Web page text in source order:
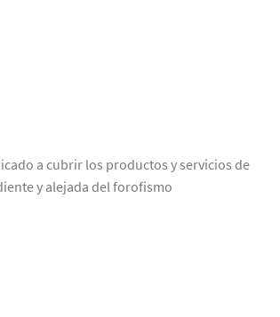
a cubrir los productos y servicios de
y alejada del forofismo